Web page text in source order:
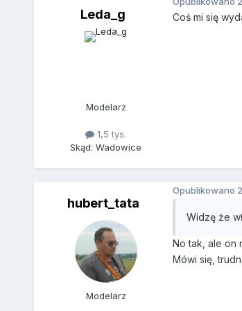
Leda_g
Modelarz
1,5 tys.
Skąd: Wadowice
Coś mi się
hubert_tata
Modelarz
Opublikowano
Widzę że
No tak, ale on
Mówi się,